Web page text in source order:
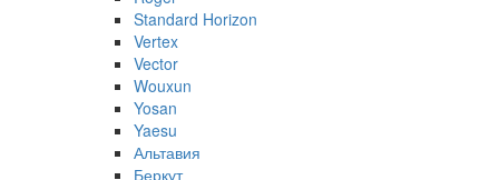
Standard Horizon
Vertex
Vector
Wouxun
Yosan
Yaesu
Альтавия
Беркут